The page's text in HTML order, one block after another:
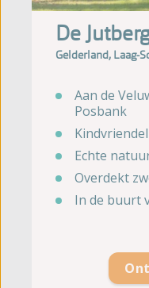
De Jutberg
Gelderland, Laag-
Aan de
Posbank
Echte
Overdekt
In de buurt